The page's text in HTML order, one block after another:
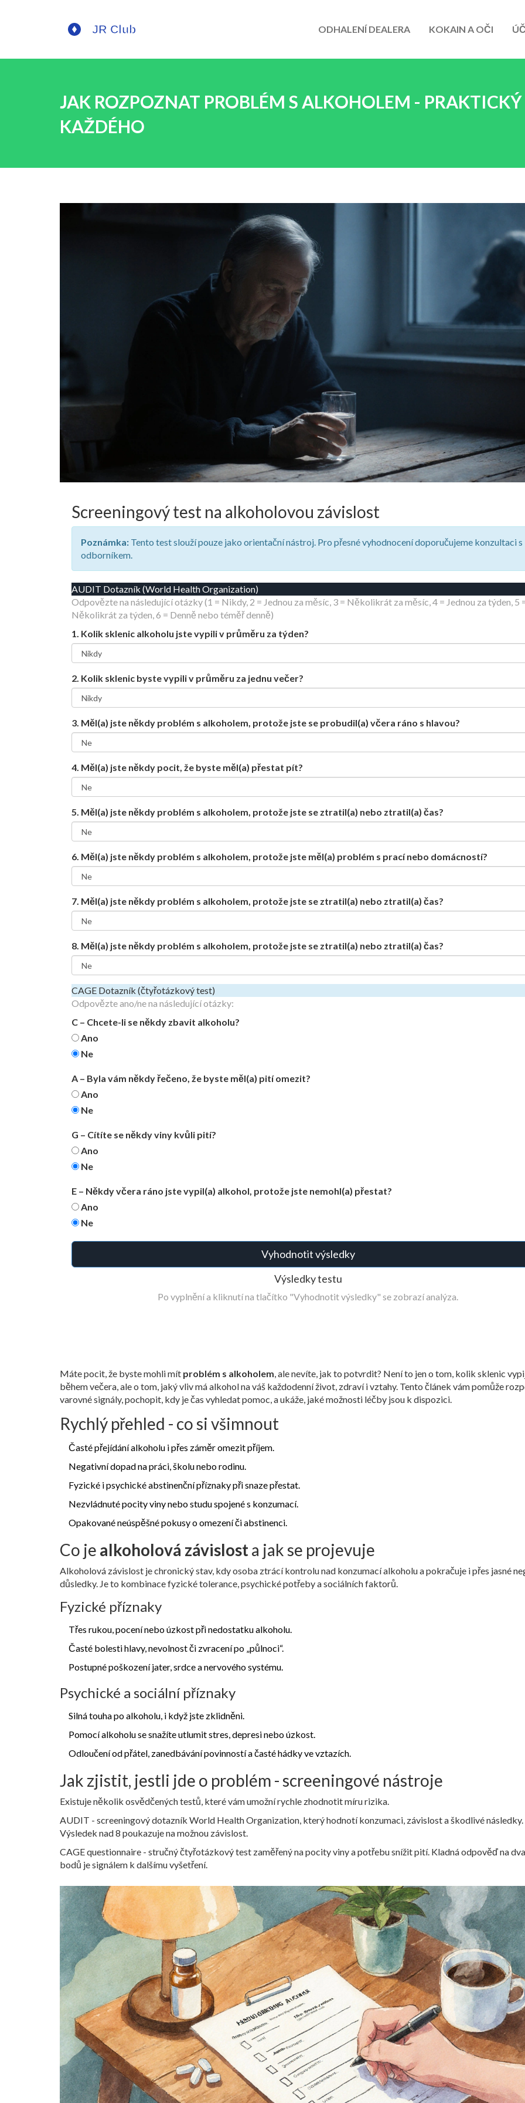
ODHALENÍ DEALERA KOKAIN A OČI
JAK ROZPOZNAT PROBLÉM S ALKOHOLEM -
KAŽDÉHO
Screeningový test na alkoholovou závislost
Poznámka: Tento test slouží pouze jako orientační nástroj. Pro přesné vyhodnocení doporučujeme konzultaci s
odborníkem.
AUDIT Dotazník (World Health Organization)
Odpovězte na následující otázky (1 = Nikdy, 2 = Jednou za měsíc, 3 = Několikrát za měsíc, 4 = Jednou za týden, 5
Několikrát za týden, 6 = Denně nebo téměř denně)
1. Kolik sklenic alkoholu jste vypili v průměru za týden?
2. Kolik sklenic byste vypili v průměru za jednu večer?
3. Měl(a) jste někdy problém s alkoholem, protože jste se probudil(a) včera ráno s hlavou?
4. Měl(a) jste někdy pocit, že byste měl(a) přestat pít?
5. Měl(a) jste někdy problém s alkoholem, protože jste se ztratil(a) nebo ztratil(a) čas?
6. Měl(a) jste někdy problém s alkoholem, protože jste měl(a) problém s prací nebo domácností?
7. Měl(a) jste někdy problém s alkoholem, protože jste se ztratil(a) nebo ztratil(a) čas?
8. Měl(a) jste někdy problém s alkoholem, protože jste se ztratil(a) nebo ztratil(a) čas?
CAGE Dotazník (čtyřotázkový test)
Odpovězte ano/ne na následující otázky:
C – Chcete-li se někdy zbavit alkoholu?
Ano
Ne
A – Byla vám někdy řečeno, že byste měl(a) pití omezit?
Ano
Ne
G – Cítíte se někdy viny kvůli pití?
Ano
Ne
E – Někdy včera ráno jste vypil(a) alkohol, protože jste nemohl(a) přestat?
Ano
Ne
Vyhodnotit výsledky
Výsledky testu
Po vyplnění a kliknutí na tlačítko "Vyhodnotit výsledky" se zobrazí analýza.
Máte pocit, že byste mohli mít problém s alkoholem, ale nevíte, jak to potvrdit? Není to jen o tom, kolik sklenic
během večera, ale o tom, jaký vliv má alkohol na váš každodenní život, zdraví i vztahy. Tento článek vám pomůže
varovné signály, pochopit, kdy je čas vyhledat pomoc, a ukáže, jaké možnosti léčby jsou k dispozici.
Rychlý přehled - co si všimnout
Časté přejídání alkoholu i přes záměr omezit příjem.
Negativní dopad na práci, školu nebo rodinu.
Fyzické i psychické abstinenční příznaky při snaze přestat.
Nezvládnuté pocity viny nebo studu spojené s konzumací.
Opakované neúspěšné pokusy o omezení či abstinenci.
Co je alkoholová závislosta jak se projevuje
Alkoholová závislost je chronický stav, kdy osoba ztrácí kontrolu nad konzumací alkoholu a pokračuje i přes jasné
důsledky. Je to kombinace fyzické tolerance, psychické potřeby a sociálních faktorů.
Fyzické příznaky
Třes rukou, pocení nebo úzkost při nedostatku alkoholu.
Časté bolesti hlavy, nevolnost či zvracení po „půlnoci“.
Postupné poškození jater, srdce a nervového systému.
Psychické a sociální příznaky
Silná touha po alkoholu, i když jste zklidněni.
Pomocí alkoholu se snažíte utlumit stres, depresi nebo úzkost.
Odloučení od přátel, zanedbávání povinností a časté hádky ve vztazích.
Jak zjistit, jestli jde o problém - screeningové nástroje
Existuje několik osvědčených testů, které vám umožní rychle zhodnotit míru rizika.
AUDIT - screeningový dotazník World Health Organization, který hodnotí konzumaci, závislost a škodlivé následky.
Výsledek nad 8 poukazuje na možnou závislost.
CAGE questionnaire - stručný čtyřotázkový test zaměřený na pocity viny a potřebu snížit pití. Kladná odpověď na
bodů je signálem k dalšímu vyšetření.